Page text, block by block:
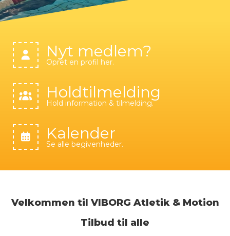
Nyt medlem?
Opret en profil her.
Holdtilmelding
Hold information & tilmelding.
Kalender
Se alle begivenheder.
Velkommen til VIBORG Atletik & Motion
Tilbud til alle